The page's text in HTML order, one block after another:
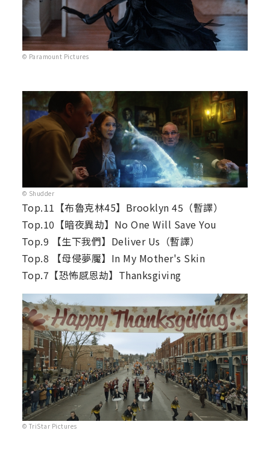
© Paramount Pictures
© Shudder
Top.11【布魯克林45】Brooklyn 45（暫譯）
Top.10【暗夜異劫】No One Will Save You
Top.9 【生下我們】Deliver Us（暫譯）
Top.8 【母侵夢魘】In My Mother's Skin
Top.7【恐怖感恩劫】Thanksgiving
© TriStar Pictures